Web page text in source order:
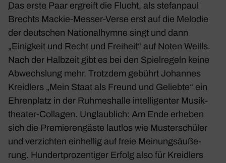
Das erste Paar ergreift die Flucht, als stef­an­paul
Brechts Mackie-Messer-Verse erst auf die Melodie
der deut­schen Natio­nal­hymne singt und dann
„Einig­keit und Recht und Frei­heit“ auf Noten Weills.
Nach der Halb­zeit gibt es bei den Spiel­re­geln keine
Abwechs­lung mehr. Trotzdem gebührt Johannes
Kreid­lers „Mein Staat als Freund und Geliebte“ ein
Ehren­platz in der Ruhmes­halle intel­li­genter Musik­
theater-Collagen. Unglaub­lich: Am Ende erheben
sich die Premie­ren­gäste lautlos wie Muster­schüler
und verzichten einhellig auf freie Meinungs­äu­ße­
rung. Hundert­pro­zen­tiger Erfolg also für Kreid­lers